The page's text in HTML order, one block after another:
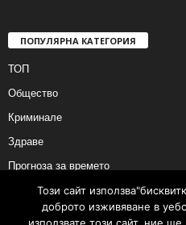
ПОПУЛЯРНА КАТЕГОРИЯ
ТОП
Общество
Криминале
Здраве
Прогноза за времето
Култура
Политика
Този сайт
доброто изживяване в